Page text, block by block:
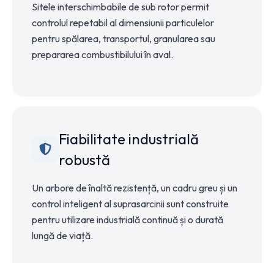
Sitele interschimbabile de sub rotor permit
controlul repetabil al dimensiunii particulelor
pentru spălarea, transportul, granularea sau
prepararea combustibilului în aval.
Fiabilitate industrială
robustă
Un arbore de înaltă rezistență, un cadru greu și un
control inteligent al suprasarcinii sunt construite
pentru utilizare industrială continuă și o durată
lungă de viață.